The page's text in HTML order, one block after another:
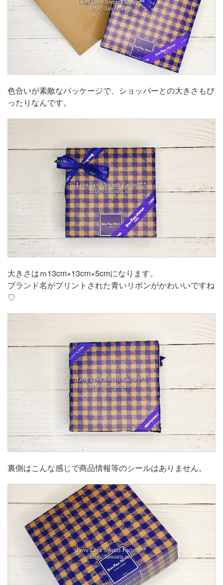
色合いが素敵なパッケージで、ショッパーとの大きさもぴ
ったりなんです。
大きさはｍ13cm×13cm×5cmになります。
ブランド名がプリントされた青いリボンがかわいいですね
♡
裏側はこんな感じで商品情報等のシールはありません。